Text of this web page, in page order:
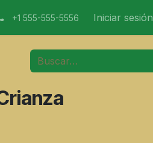
Inicio Tienda Eventos
+1 555-555-5556 Iniciar sesión